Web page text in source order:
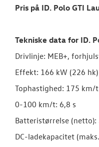
Pris på ID. Polo GTI
Tekniske data for ID.
Drivlinje: MEB+,
Effekt: 166 kW (226 hk)
Tophastighed: 175 km/t
0-100 km/t: 6,8 s
Batteristørrelse (netto):
DC-ladekapacitet